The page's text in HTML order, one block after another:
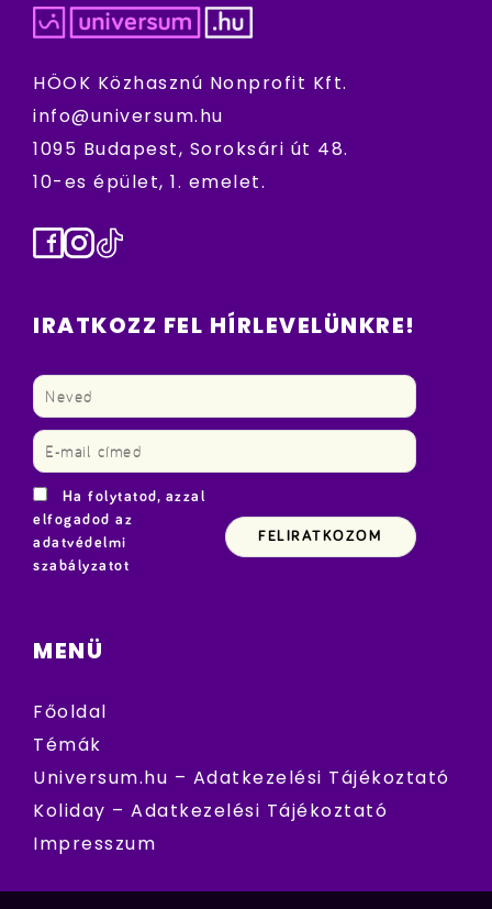
HÖOK Közhasznú Nonprofit Kft.
info@universum.hu
1095 Budapest, Soroksári út 48.
10-es épület, 1. emelet.
Facebook
Instagram
TikTok
IRATKOZZ FEL HÍRLEVELÜNKRE!
Ha folytatod, azzal
elfogadod az
adatvédelmi
szabályzatot
MENÜ
Főoldal
Témák
Universum.hu – Adatkezelési Tájékoztató
Koliday – Adatkezelési Tájékoztató
Impresszum